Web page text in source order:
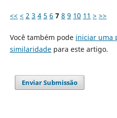
<< < 2 3 4 5 6 7 8 9 10 11 > >>
Você também pode iniciar uma
similaridadepara este artigo.
Enviar Submissão